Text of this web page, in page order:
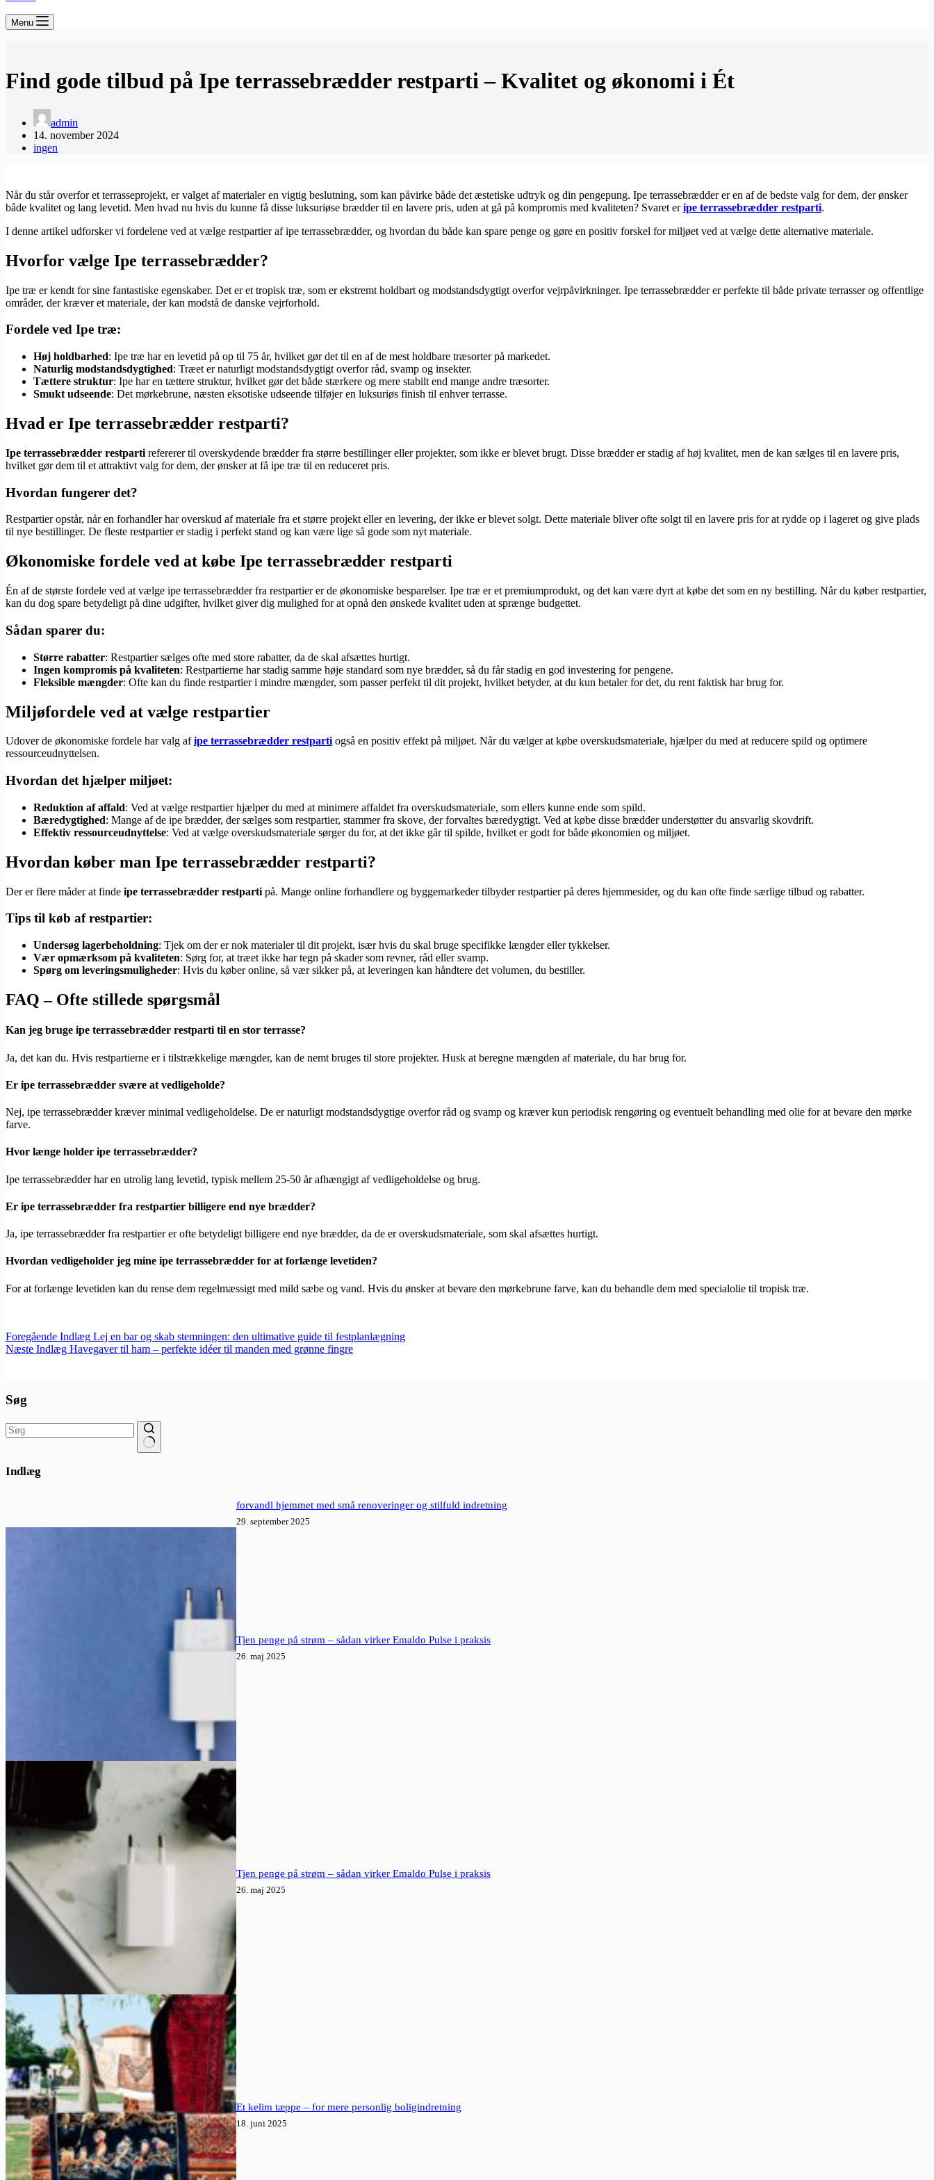
Menu
Find gode tilbud på Ipe terrassebrædder restparti – Kvalitet og økonomi i Ét
admin
14. november 2024
ingen
Når du står overfor et terrasseprojekt, er valget af materialer en vigtig beslutning, som kan påvirke både det æstetiske udtryk og din pengepung. Ipe terrassebrædder er en af de bedste valg for dem, der ønsker
både kvalitet og lang levetid. Men hvad nu hvis du kunne få disse luksuriøse brædder til en lavere pris, uden at gå på kompromis med kvaliteten? Svaret eripe terrassebrædder restparti.
I denne artikel udforsker vi fordelene ved at vælge restpartier af ipe terrassebrædder, og hvordan du både kan spare penge og gøre en positiv forskel for miljøet ved at vælge dette alternative materiale.
Hvorfor vælge Ipe terrassebrædder?
Ipe træ er kendt for sine fantastiske egenskaber. Det er et tropisk træ, som er ekstremt holdbart og modstandsdygtigt overfor vejrpåvirkninger. Ipe terrassebrædder er perfekte til både private terrasser og offentlige
områder, der kræver et materiale, der kan modstå de danske vejrforhold.
Fordele ved Ipe træ:
Høj holdbarhed: Ipe træ har en levetid på op til 75 år, hvilket gør det til en af de mest holdbare træsorter på markedet.
Naturlig modstandsdygtighed: Træet er naturligt modstandsdygtigt overfor råd, svamp og insekter.
Tættere struktur: Ipe har en tættere struktur, hvilket gør det både stærkere og mere stabilt end mange andre træsorter.
Smukt udseende: Det mørkebrune, næsten eksotiske udseende tilføjer en luksuriøs finish til enhver terrasse.
Hvad er Ipe terrassebrædder restparti?
Ipe terrassebrædder restparti refererer til overskydende brædder fra større bestillinger eller projekter, som ikke er blevet brugt. Disse brædder er stadig af høj kvalitet, men de kan sælges til en lavere pris,
hvilket gør dem til et attraktivt valg for dem, der ønsker at få ipe træ til en reduceret pris.
Hvordan fungerer det?
Restpartier opstår, når en forhandler har overskud af materiale fra et større projekt eller en levering, der ikke er blevet solgt. Dette materiale bliver ofte solgt til en lavere pris for at rydde op i lageret og give plads
til nye bestillinger. De fleste restpartier er stadig i perfekt stand og kan være lige så gode som nyt materiale.
Økonomiske fordele ved at købe Ipe terrassebrædder restparti
Én af de største fordele ved at vælge ipe terrassebrædder fra restpartier er de økonomiske besparelser. Ipe træ er et premiumprodukt, og det kan være dyrt at købe det som en ny bestilling. Når du køber restpartier,
kan du dog spare betydeligt på dine udgifter, hvilket giver dig mulighed for at opnå den ønskede kvalitet uden at sprænge budgettet.
Sådan sparer du:
Større rabatter: Restpartier sælges ofte med store rabatter, da de skal afsættes hurtigt.
Ingen kompromis på kvaliteten: Restpartierne har stadig samme høje standard som nye brædder, så du får stadig en god investering for pengene.
Fleksible mængder: Ofte kan du finde restpartier i mindre mængder, som passer perfekt til dit projekt, hvilket betyder, at du kun betaler for det, du rent faktisk har brug for.
Miljøfordele ved at vælge restpartier
Udover de økonomiske fordele har valg afipe terrassebrædder restpartiogså en positiv effekt på miljøet. Når du vælger at købe overskudsmateriale, hjælper du med at reducere spild og optimere
ressourceudnyttelsen.
Hvordan det hjælper miljøet:
Reduktion af affald: Ved at vælge restpartier hjælper du med at minimere affaldet fra overskudsmateriale, som ellers kunne ende som spild.
Bæredygtighed: Mange af de ipe brædder, der sælges som restpartier, stammer fra skove, der forvaltes bæredygtigt. Ved at købe disse brædder understøtter du ansvarlig skovdrift.
Effektiv ressourceudnyttelse: Ved at vælge overskudsmateriale sørger du for, at det ikke går til spilde, hvilket er godt for både økonomien og miljøet.
Hvordan køber man Ipe terrassebrædder restparti?
Der er flere måder at finde ipe terrassebrædder restparti på. Mange online forhandlere og byggemarkeder tilbyder restpartier på deres hjemmesider, og du kan ofte finde særlige tilbud og rabatter.
Tips til køb af restpartier:
Undersøg lagerbeholdning: Tjek om der er nok materialer til dit projekt, især hvis du skal bruge specifikke længder eller tykkelser.
Vær opmærksom på kvaliteten: Sørg for, at træet ikke har tegn på skader som revner, råd eller svamp.
Spørg om leveringsmuligheder: Hvis du køber online, så vær sikker på, at leveringen kan håndtere det volumen, du bestiller.
FAQ – Ofte stillede spørgsmål
Kan jeg bruge ipe terrassebrædder restparti til en stor terrasse?
Ja, det kan du. Hvis restpartierne er i tilstrækkelige mængder, kan de nemt bruges til store projekter. Husk at beregne mængden af materiale, du har brug for.
Er ipe terrassebrædder svære at vedligeholde?
Nej, ipe terrassebrædder kræver minimal vedligeholdelse. De er naturligt modstandsdygtige overfor råd og svamp og kræver kun periodisk rengøring og eventuelt behandling med olie for at bevare den mørke
farve.
Hvor længe holder ipe terrassebrædder?
Ipe terrassebrædder har en utrolig lang levetid, typisk mellem 25-50 år afhængigt af vedligeholdelse og brug.
Er ipe terrassebrædder fra restpartier billigere end nye brædder?
Ja, ipe terrassebrædder fra restpartier er ofte betydeligt billigere end nye brædder, da de er overskudsmateriale, som skal afsættes hurtigt.
Hvordan vedligeholder jeg mine ipe terrassebrædder for at forlænge levetiden?
For at forlænge levetiden kan du rense dem regelmæssigt med mild sæbe og vand. Hvis du ønsker at bevare den mørkebrune farve, kan du behandle dem med specialolie til tropisk træ.
Foregående Indlæg Lej en bar og skab stemningen: den ultimative guide til festplanlægning
Næste Indlæg Havegaver til ham – perfekte idéer til manden med grønne fingre
Søg
resultater
Indlæg
forvandl hjemmet med små renoveringer og stilfuld indretning
29. september 2025
Tjen penge på strøm – sådan virker Emaldo Pulse i praksis
26. maj 2025
Tjen penge på strøm – sådan virker Emaldo Pulse i praksis
26. maj 2025
Et kelim tæppe – for mere personlig boligindretning
18. juni 2025